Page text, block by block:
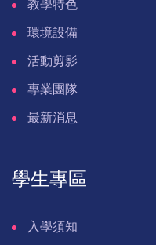
教學特色
環境設備
活動剪影
專業團隊
最新消息
學生專區
入學須知